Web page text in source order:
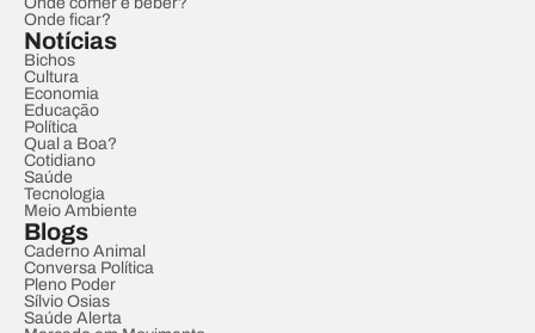
Onde ficar?
Notícias
Bichos
Cultura
Economia
Educação
Política
Qual a Boa?
Cotidiano
Saúde
Tecnologia
Meio Ambiente
Blogs
Caderno Animal
Conversa Política
Pleno Poder
Sílvio Osias
Saúde Alerta